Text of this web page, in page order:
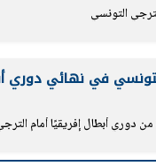
في نهائي دوري
من دوري أبطال إفريقيًا أمام
الخاصة